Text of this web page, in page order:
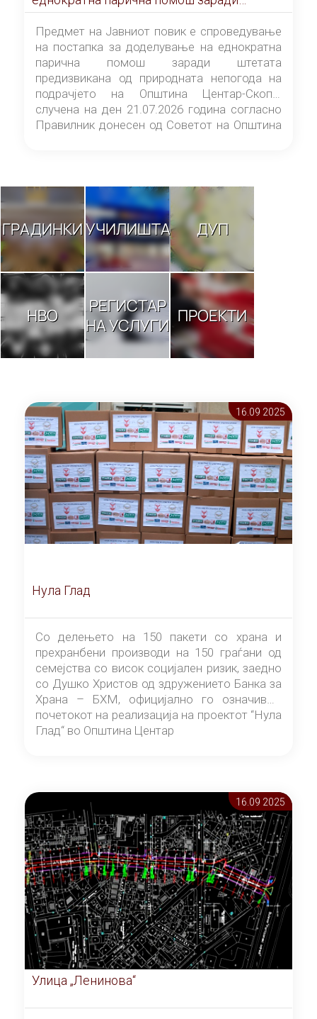
штетата предизвикана од природната
непогода на подрачјето на Општина
Центар-Скопје случена на ден 21.07.2026
година
Предмет на Јавниот повик е спроведување
на постапка за доделување на еднократна
парична помош заради штетата
предизвикана од природната непогода на
подрачјето на Општина Центар-Скопје
случена на ден 21.07.2026 година согласно
Правилник донесен од Советот на Општина
ГРАДИНКИУЧИЛИШТА ДУП
НВО
РЕГИСТАР
НА УСЛУГИ ПРОЕКТИ
16.09 2025
Нула Глад
Со делењето на 150 пакети со храна и
прехранбени производи на 150 граѓани од
семејства со висок социјален ризик, заедно
со Душко Христов од здружението Банка за
Храна – БХМ, официјално го означивме
почетокот на реализација на проектот “Нула
Глад“ во Општина Центар
16.09 2025
Улица „Ленинова“